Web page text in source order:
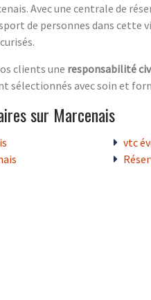
Avec une centrale de
de personnes dans cette
clients une responsabilité
sélectionnés avec soin et
sur Marcenais
vtc